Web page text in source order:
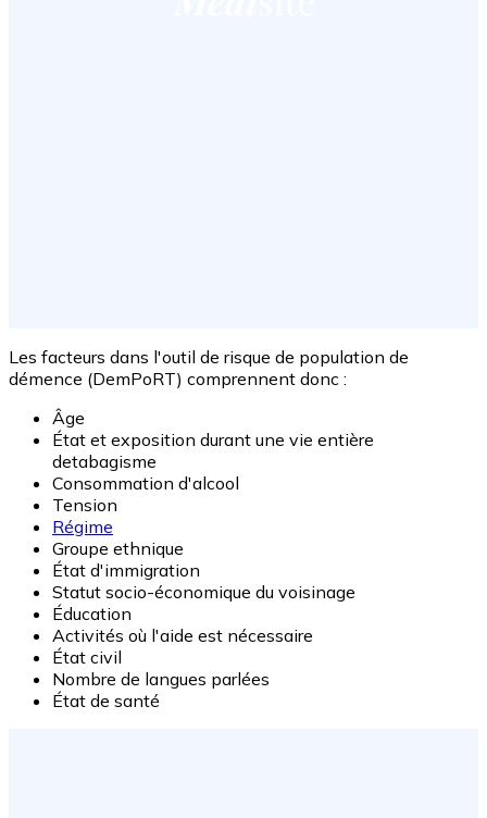
Les facteurs dans l'outil de risque de population de
démence (DemPoRT) comprennent donc :
Âge
État et exposition durant une vie entière
detabagisme
Consommation d'alcool
Tension
Régime
Groupe ethnique
État d'immigration
Statut socio-économique du voisinage
Éducation
Activités où l'aide est nécessaire
État civil
Nombre de langues parlées
État de santé